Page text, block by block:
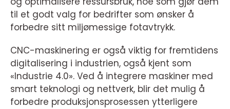
til et godt valg for bedrifter som ønsker å
forbedre sitt miljømessige fotavtrykk.
CNC-maskinering er også viktig for fremtidens
digitalisering i industrien, også kjent som
«Industrie 4.0». Ved å integrere maskiner med
smart teknologi og nettverk, blir det mulig å
forbedre produksjonsprosessen ytterligere